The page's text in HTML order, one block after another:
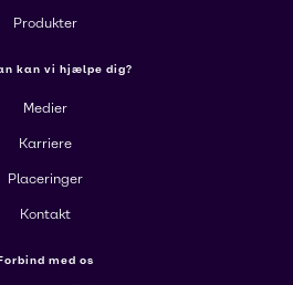
Produkter
kan vi hjælpe dig?
Medier
Karriere
Placeringer
Kontakt
med os